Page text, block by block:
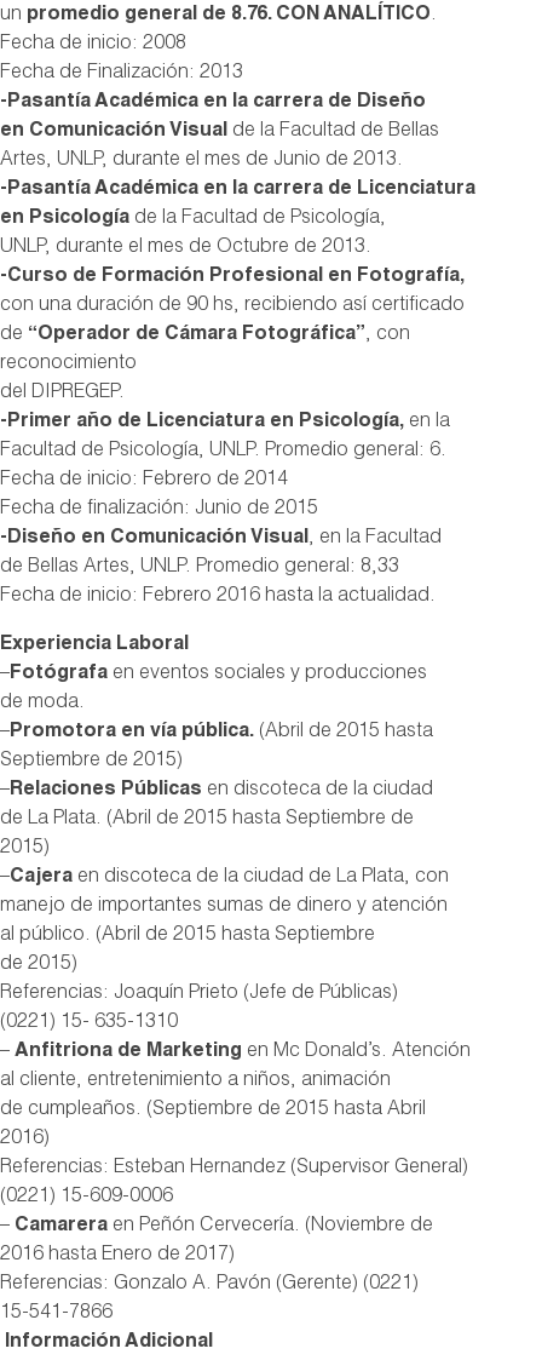
un promedio general de 8.76. CON ANALÍTICO.
Fecha de inicio: 2008
Fecha de Finalización: 2013
-Pasantía Académica en la carrera de Diseño
en Comunicación Visual de la Facultad de Bellas
Artes, UNLP, durante el mes de Junio de 2013.
-Pasantía Académica en la carrera de Licenciatura
en Psicología de la Facultad de Psicología,
UNLP, durante el mes de Octubre de 2013.
-Curso de Formación Profesional en Fotografía,
con una duración de 90 hs, recibiendo así certificado
de “Operador de Cámara Fotográfica”, con
reconocimiento
del DIPREGEP.
-Primer año de Licenciatura en Psicología, en la
Facultad de Psicología, UNLP. Promedio general: 6.
Fecha de inicio: Febrero de 2014
Fecha de finalización: Junio de 2015
-Diseño en Comunicación Visual, en la Facultad
de Bellas Artes, UNLP. Promedio general: 8,33
Fecha de inicio: Febrero 2016 hasta la actualidad.
Experiencia Laboral
–Fotógrafa en eventos sociales y producciones
de moda.
–Promotora en vía pública. (Abril de 2015 hasta
Septiembre de 2015)
–Relaciones Públicas en discoteca de la ciudad
de La Plata. (Abril de 2015 hasta Septiembre de
2015)
–Cajera en discoteca de la ciudad de La Plata, con
manejo de importantes sumas de dinero y atención
al público. (Abril de 2015 hasta Septiembre
de 2015)
Referencias: Joaquín Prieto (Jefe de Públicas)
(0221) 15- 635-1310
– Anfitriona de Marketing en Mc Donald’s. Atención
al cliente, entretenimiento a niños, animación
de cumpleaños. (Septiembre de 2015 hasta Abril
2016)
Referencias: Esteban Hernandez (Supervisor General)
(0221) 15-609-0006
– Camarera en Peñón Cervecería. (Noviembre de
2016 hasta Enero de 2017)
Referencias: Gonzalo A. Pavón (Gerente) (0221)
15-541-7866
Información Adicional